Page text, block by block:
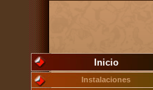
Inicio
Instalaciones